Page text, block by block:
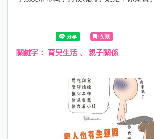
收藏
關鍵字： 育兒生活、 親子關係